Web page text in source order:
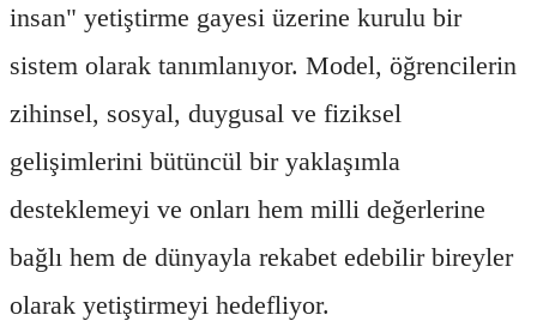
insan" yetiştirme gayesi üzerine kurulu bir
sistem olarak tanımlanıyor. Model, öğrencilerin
zihinsel, sosyal, duygusal ve fiziksel
gelişimlerini bütüncül bir yaklaşımla
desteklemeyi ve onları hem milli değerlerine
bağlı hem de dünyayla rekabet edebilir bireyler
olarak yetiştirmeyi hedefliyor.